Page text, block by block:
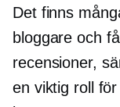
Det finns
bloggare och
recensioner,
en viktig roll